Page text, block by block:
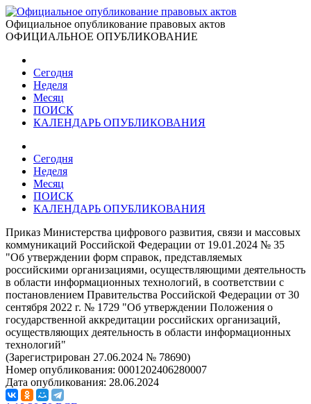
Официальное опубликование правовых актов
ОФИЦИАЛЬНОЕ ОПУБЛИКОВАНИЕ
Сегодня
Неделя
Месяц
ПОИСК
КАЛЕНДАРЬ ОПУБЛИКОВАНИЯ
Сегодня
Неделя
Месяц
ПОИСК
КАЛЕНДАРЬ ОПУБЛИКОВАНИЯ
Приказ Министерства цифрового развития, связи и массовых
коммуникаций Российской Федерации от 19.01.2024 № 35
"Об утверждении форм справок, представляемых
российскими организациями, осуществляющими деятельность
в области информационных технологий, в соответствии с
постановлением Правительства Российской Федерации от 30
сентября 2022 г. № 1729 "Об утверждении Положения о
государственной аккредитации российских организаций,
осуществляющих деятельность в области информационных
технологий"
(Зарегистрирован 27.06.2024 № 78690)
Номер опубликования: 0001202406280007
Дата опубликования: 28.06.2024